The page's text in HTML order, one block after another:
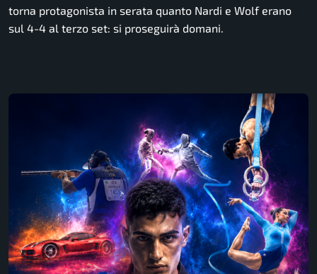
torna protagonista in serata quanto Nardi e Wolf erano
sul 4-4 al terzo set: si proseguirà domani.